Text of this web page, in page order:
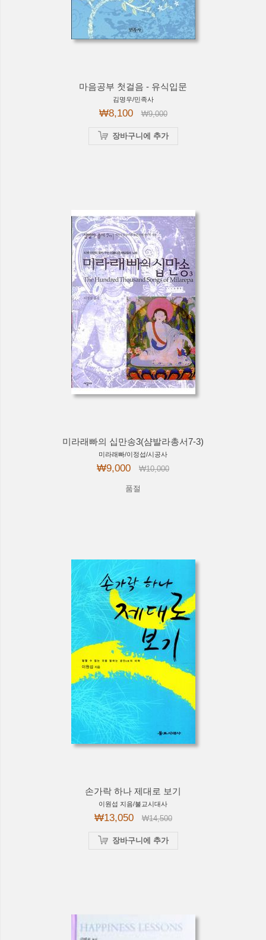
마음공부 첫걸음 - 유식입문
김명우/민족사
₩8,100 ₩9,000
장바구니에 추가
미라래빠의 십만송3(샴발라총서7-3)
미라래빠/이정섭/시공사
₩9,000 ₩10,000
품절
손가락 하나 제대로 보기
이원섭 지음/불교시대사
₩13,050 ₩14,500
장바구니에 추가